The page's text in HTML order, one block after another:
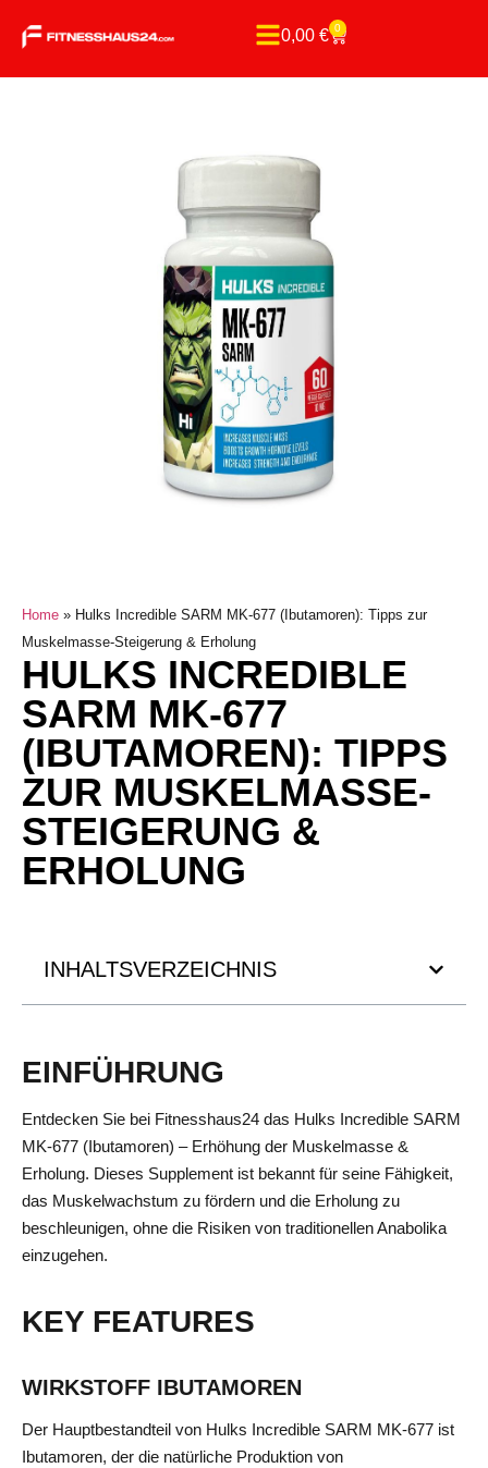
0,00 € 0
Home » Hulks Incredible SARM MK-677 (Ibutamoren): Tipps zur
Muskelmasse-Steigerung & Erholung
HULKS INCREDIBLE
SARM MK-677
(IBUTAMOREN): TIPPS
ZUR MUSKELMASSE-
STEIGERUNG &
ERHOLUNG
INHALTSVERZEICHNIS
EINFÜHRUNG
Entdecken Sie bei Fitnesshaus24 das Hulks Incredible SARM
MK-677 (Ibutamoren) – Erhöhung der Muskelmasse &
Erholung. Dieses Supplement ist bekannt für seine Fähigkeit,
das Muskelwachstum zu fördern und die Erholung zu
beschleunigen, ohne die Risiken von traditionellen Anabolika
einzugehen.
KEY FEATURES
WIRKSTOFF IBUTAMOREN
Der Hauptbestandteil von Hulks Incredible SARM MK-677 ist
Ibutamoren, der die natürliche Produktion von